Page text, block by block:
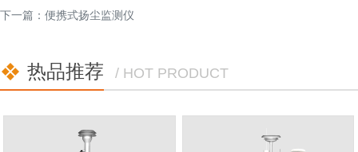
下一篇： 便携式扬尘监测仪
热品推荐 / HOT PRODUCT